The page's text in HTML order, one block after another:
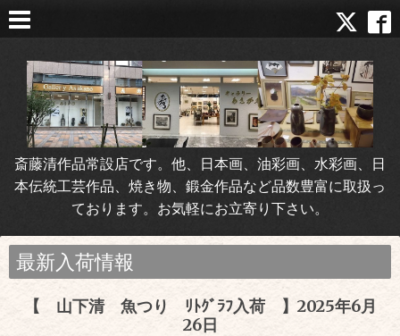
斎藤清作品常設店です。他、日本画、油彩画、水彩画、日
本伝統工芸作品、焼き物、鍛金作品など品数豊富に取扱っ
ております。お気軽にお立寄り下さい。
最新入荷情報
【 山下清 魚つり ﾘﾄｸﾞﾗﾌ入荷 】2025年6月
26日